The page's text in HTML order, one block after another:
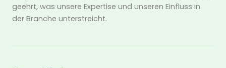
geehrt, was unsere Expertise und unseren Einfluss in
der Branche unterstreicht.